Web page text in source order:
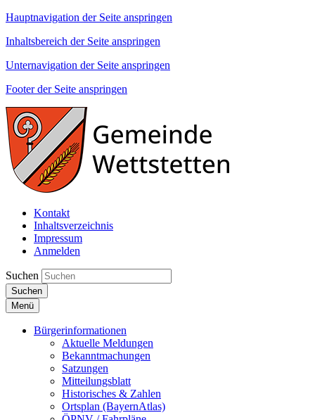
Hauptnavigation der Seite anspringen
Inhaltsbereich der Seite anspringen
Unternavigation der Seite anspringen
Footer der Seite anspringen
Kontakt
Inhaltsverzeichnis
Impressum
Anmelden
Suchen
Suchen
Menü
Bürgerinformationen
Aktuelle Meldungen
Bekanntmachungen
Satzungen
Mitteilungsblatt
Historisches & Zahlen
Ortsplan (BayernAtlas)